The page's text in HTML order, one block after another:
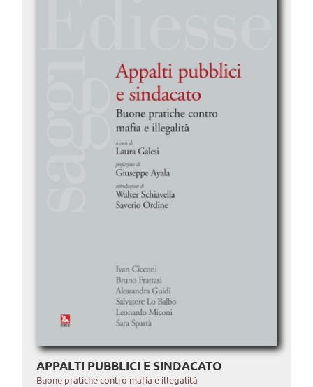
APPALTI PUBBLICI E SINDACATO
Buone pratiche contro mafia e illegalità